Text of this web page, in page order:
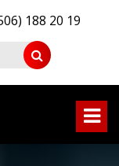
188 20 19